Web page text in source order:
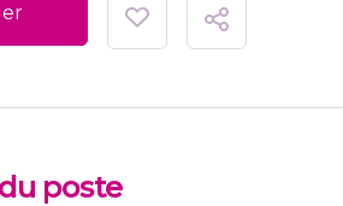
poste